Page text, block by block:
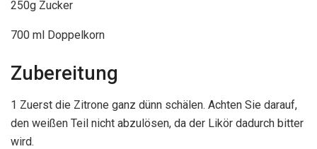
250g Zucker
700 ml Doppelkorn
Zubereitung
1 Zuerst die Zitrone ganz dünn schälen. Achten Sie darauf,
den weißen Teil nicht abzulösen, da der Likör dadurch bitter
wird.